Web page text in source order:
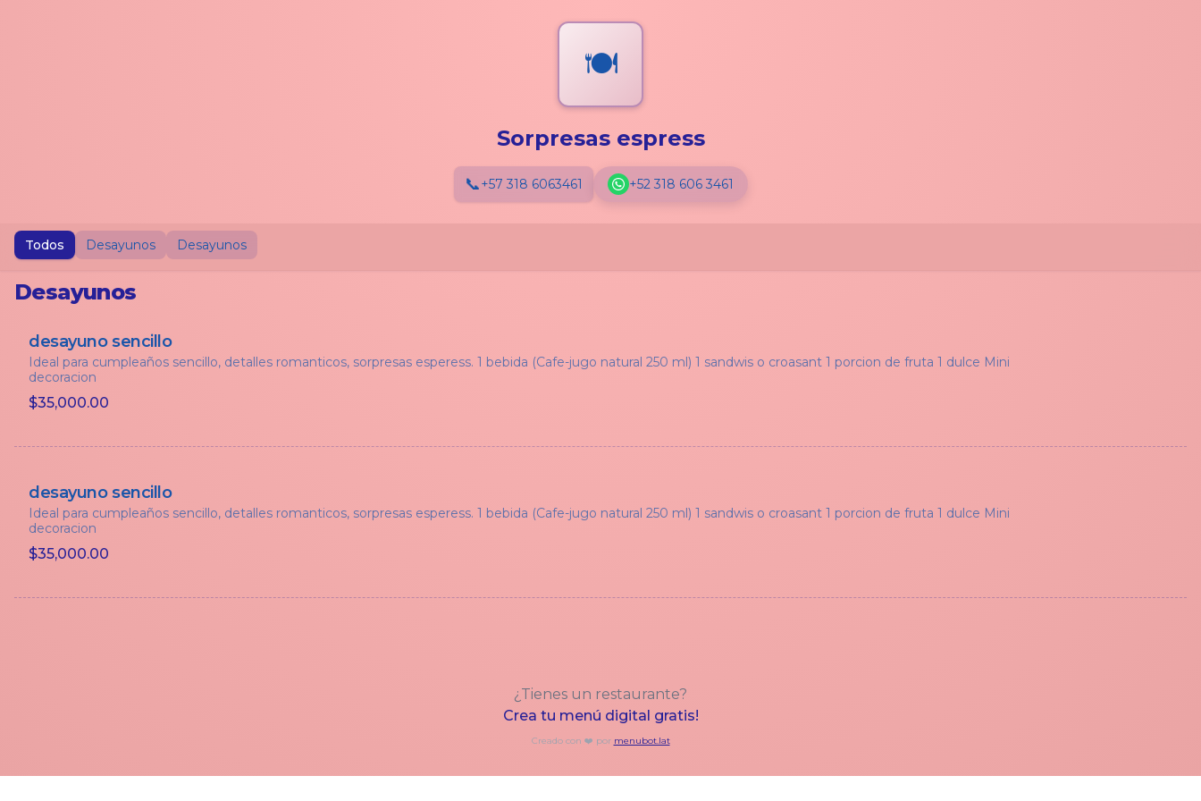
🍽️
Sorpresas espress
📞+57 318 6063461 +52 318 606 3461
Todos Desayunos Desayunos
Desayunos
desayuno sencillo
Ideal para cumpleaños sencillo, detalles romanticos, sorpresas esperess. 1 bebida (Cafe-jugo natural 250 ml) 1 sandwis o croasant 1 porcion de fruta 1 dulce Mini
decoracion
$35,000.00
desayuno sencillo
Ideal para cumpleaños sencillo, detalles romanticos, sorpresas esperess. 1 bebida (Cafe-jugo natural 250 ml) 1 sandwis o croasant 1 porcion de fruta 1 dulce Mini
decoracion
$35,000.00
¿Tienes un restaurante?
Crea tu menú digital gratis!
Creado con ❤️ por menubot.lat